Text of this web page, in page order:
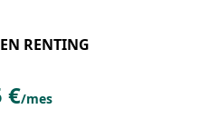
RENTING
€/mes